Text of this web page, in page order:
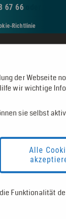
der Webseite
wir wichtige
sie selbst
Alle
Funktionalität
67 66
Richtlinie
mieten
Partner im